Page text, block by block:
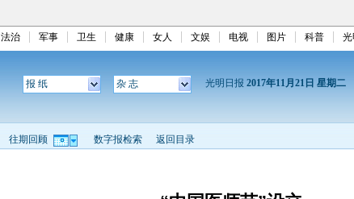
法治 军事 卫生 健康 女人 文娱 电视 图片 科普
报 纸 杂 志 光明日报 2017年11月21日 星期二
往期回顾 数字报检索 返回目录